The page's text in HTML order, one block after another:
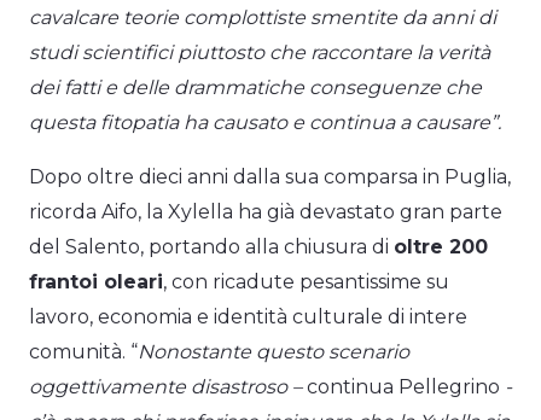
cavalcare teorie complottiste smentite da anni di
studi scientifici piuttosto che raccontare la verità
dei fatti e delle drammatiche conseguenze che
questa fitopatia ha causato e continua a causare”.
Dopo oltre dieci anni dalla sua comparsa in Puglia,
ricorda Aifo, la Xylella ha già devastato gran parte
del Salento, portando alla chiusura di oltre 200
frantoi oleari, con ricadute pesantissime su
lavoro, economia e identità culturale di intere
comunità. “Nonostante questo scenario
oggettivamente disastroso –continua Pellegrino -